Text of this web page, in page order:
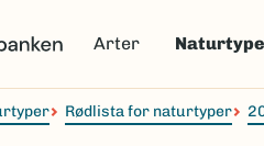
Arter
Rødlista for naturtyper